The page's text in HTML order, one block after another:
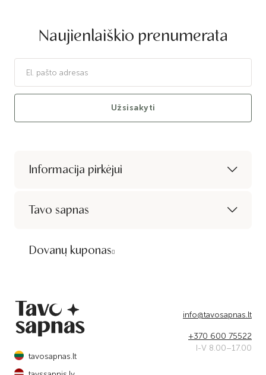
Naujienlaiškio prenumerata
Užsisakyti
Informacija pirkėjui
Tavo sapnas
Dovanų kuponas
info@tavosapnas.lt
+370 600 75522
I-V 8.00–17.00
tavosapnas.lt